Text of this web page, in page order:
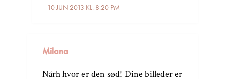
10 JUN 2013 KL. 8:20 PM
Milana
Nårh hvor er den sød! Dine billeder er